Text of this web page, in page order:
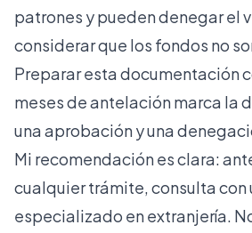
patrones y pueden denegar el
considerar que los fondos no
Preparar esta documentación
meses de antelación marca la
una aprobación y una
Mi recomendación es clara:
cualquier trámite, consulta con
especializado en extranjería.